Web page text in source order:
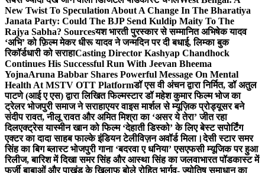
New Twist To Speculation About A Change In The Bharatiya
Janata Party: Could The BJP Send Kuldip Maity To The
Rajya Sabha? Sourcesयश भारती पुरस्कार से सम्मानित अभिषेक यादव
‘अभि’ को फ़िल्म मेकर धीरू यादव ने जन्मदिन पर दी बधाई, लिम्का बुक
रिकॉर्डधारी को सराहाCasting Director Kashyap Chandhock
Continues His Successful Run With Jeevan Bheema
YojnaAruna Babbar Shares Powerful Message On Mental
Health At MSTV OTT Platformडॉ एस वी अंचन द्वारा निर्मित, डॉ अतुल
पाटणे (आई ए एस) द्वारा लिखित फिल्मस्टार डॉ महेश कुमार फिल्म भोज का
ट्रेलर भोजपुरी समाज ने सराहाएयर वाइस मार्शल से म्यूज़िक प्रोड्यूसर बने
संदीप रावत, नीलू रावत और अमित मिश्रा का ‘असर ये तेरा’ जीत रहा
दिलएक्ट्रेस यास्मीन खान को फिल्म ‘देहाती डिस्को’ के लिए बेस्ट सपोर्टिंग
एक्टर का दादा साहब फाल्के इंडियन टेलीविज़न अवॉर्ड मिला।देसी स्टार समर
सिंह का बिग ब्लास्ट भोजपुरी गाना ‘बदरवा ए धनिया’ एसएफसी म्यूजिक पर हुआ
रिलीज, बारिश में दिखा समर सिंह और आस्था सिंह का जलवाभारत पॉडकास्ट में
फर्जी बाबाओं और पाखंड के खिलाफ बोले रोहित भार्गव- ज्योतिष समाधान का